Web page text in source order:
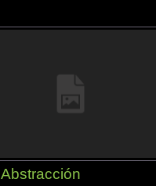
Abstracción